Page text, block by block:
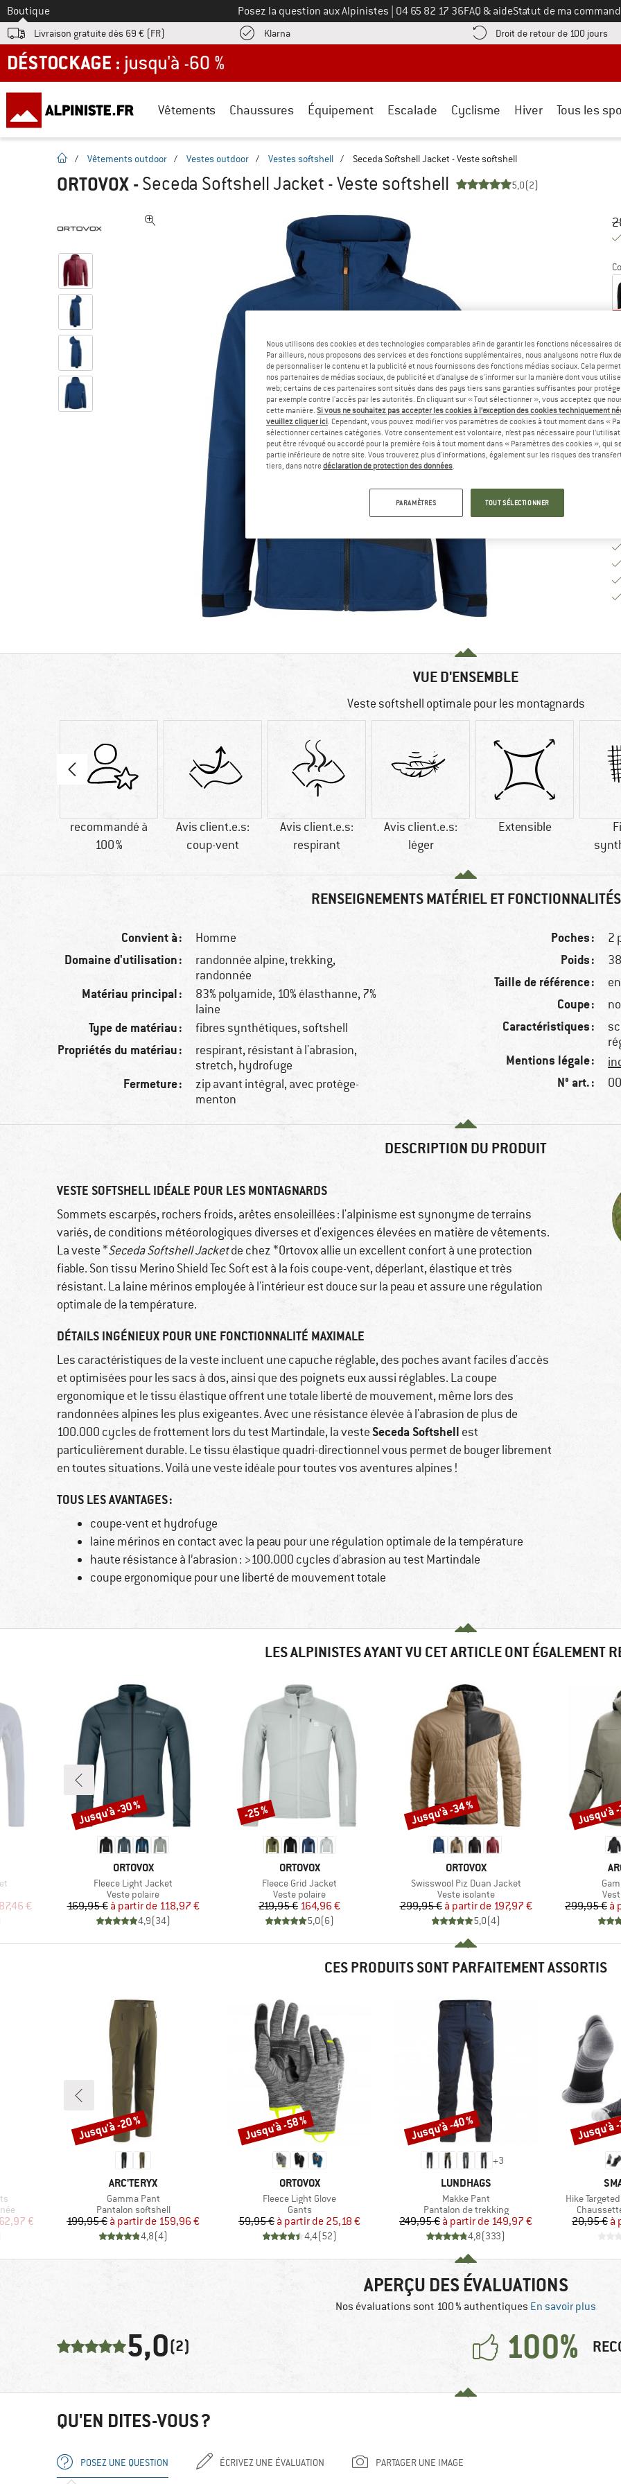
Vers le
Boutique Posez la question aux Alpinistes Appelez-nous au
04 65 82 17 36FAQ & aideStatut de ma
Livraison gratuite dès 69 € (FR) KlarnaTrouve les informations de paiement ici ! Ouvre une boîte d'information
Droit de retour de 100 jours
DÉSTOCKAGE : jusqu'à -60 %
Vêtements Chaussures Équipement Escalade Cyclisme Hiver Tous les
Page d'accueil
/ Vêtements outdoor / Vestes outdoor / Vestes softshell / Seceda Softshell Jacket - Veste softshell
ORTOVOX -Seceda Softshell Jacket - Veste softshell 5,0(2)
VUE D'ENSEMBLE
Veste softshell optimale pour les montagnards
recommandé à
100 %
Avis client.e.s:
coup-vent
Avis client.e.s:
respirant
Avis client.e.s:
léger
Extensible
RENSEIGNEMENTS MATÉRIEL ET FONCTIONNALITÉS
Convient à : Homme
Domaine d'utilisation :
randonnée alpine, trekking,
randonnée
Matériau principal :
83% polyamide, 10% élasthanne, 7%
laine
Type de matériau : fibres synthétiques, softshell
Propriétés du matériau :
respirant, résistant à l'abrasion,
stretch, hydrofuge
Fermeture :
zip avant intégral, avec protège-
menton
Poches : 2
Poids :
Taille de référence :
Coupe :
Caractéristiques :
Mentions légale :
N° art. :
DESCRIPTION DU PRODUIT
VESTE SOFTSHELL IDÉALE POUR LES MONTAGNARDS
Sommets escarpés, rochers froids, arêtes ensoleillées : l'alpinisme est synonyme de terrains
variés, de conditions météorologiques diverses et d'exigences élevées en matière de vêtements.
La veste *Seceda Softshell Jacketde chez *Ortovox allie un excellent confort à une protection
fiable. Son tissu Merino Shield Tec Soft est à la fois coupe-vent, déperlant, élastique et très
résistant. La laine mérinos employée à l'intérieur est douce sur la peau et assure une régulation
optimale de la température.
DÉTAILS INGÉNIEUX POUR UNE FONCTIONNALITÉ MAXIMALE
Les caractéristiques de la veste incluent une capuche réglable, des poches avant faciles d'accès
et optimisées pour les sacs à dos, ainsi que des poignets eux aussi réglables. La coupe
ergonomique et le tissu élastique offrent une totale liberté de mouvement, même lors des
randonnées alpines les plus exigeantes. Avec une résistance élevée à l'abrasion de plus de
100.000 cycles de frottement lors du test Martindale, la vesteSeceda Softshell est
particulièrement durable. Le tissu élastique quadri-directionnel vous permet de bouger librement
en toutes situations. Voilà une veste idéale pour toutes vos aventures alpines !
TOUS LES AVANTAGES :
coupe-vent et hydrofuge
laine mérinos en contact avec la peau pour une régulation optimale de la température
haute résistance à l’abrasion : >100.000 cycles d'abrasion au test Martindale
coupe ergonomique pour une liberté de mouvement totale
LES ALPINISTES AYANT VU CET ARTICLE ONT ÉGALEMENT
€
MARQUE
ORTOVOX
Article
Fleece Light Jacket
Product group
Veste polaire
Prix
169,95 € Prix réduit
à partir de 118,97 €
4,9(34)
Remise
Jusqu'à -30 %
MARQUE
ORTOVOX
Article
Fleece Grid Jacket
Product group
Veste polaire
Prix
219,95 € Prix réduit
164,96 €
5,0(6)
Remise
-25 %
MARQUE
ORTOVOX
Article
Swisswool Piz Duan Jacket
Product group
Veste isolante
Prix
299,95 € Prix réduit
à partir de 197,97 €
5,0(4)
Remise
Jusqu'à -34 %
299,95 € à
Remise
Jusqu'à
CES PRODUITS SONT PARFAITEMENT ASSORTIS
€
MARQUE
ARC'TERYX
Article
Gamma Pant
Product group
Pantalon softshell
Prix
199,95 € Prix réduit
à partir de 159,96 €
4,8(4)
Remise
Jusqu'à -20 %
MARQUE
ORTOVOX
Article
Fleece Light Glove
Product group
Gants
Prix
59,95 € Prix réduit
à partir de 25,18 €
4,4(52)
Remise
Jusqu'à -58 %
+3
MARQUE
LUNDHAGS
Article
Makke Pant
Product group
Pantalon de trekking
Prix
249,95 € Prix réduit
à partir de 149,97 €
4,8(333)
Remise
Jusqu'à -40 %
Article
Hike
Product
20,95 € à
Remise
Jusqu'à
APERÇU DES ÉVALUATIONS
Nos évaluations sont 100 % authentiques En savoir plus
5,0(2) 100%
QU'EN DITES-VOUS ?
POSEZ UNE QUESTION ÉCRIVEZ UNE ÉVALUATION PARTAGER UNE IMAGE
Nous utilisons des cookies et des technologies comparables afin de garantir les fonctions nécessaires
Par ailleurs, nous proposons des services et des fonctions supplémentaires, nous analysons notre flux
de personnaliser le contenu et la publicité et nous fournissons des fonctions médias sociaux. Cela
nos partenaires de médias sociaux, de publicité et d'analyse de s'informer sur la manière dont vous
web; certains de ces partenaires sont situés dans des pays tiers sans garanties suffisantes pour
par exemple contre l'accès par les autorités. En cliquant sur « Tout sélectionner », vous acceptez que
cette manière. Si vous ne souhaitez pas accepter les cookies à l’exception des cookies techniquement
veuillez cliquer ici. Cependant, vous pouvez modifier vos paramètres de cookies à tout moment dans «
sélectionner certaines catégories. Votre consentement est volontaire, n’est pas nécessaire pour
peut être révoqué ou accordé pour la première fois à tout moment dans « Paramètres des cookies », qui
partie inférieure de notre site. Vous trouverez plus d'informations, également sur les risques des
tiers, dans notredéclaration de protection des données.
PARAMÈTRES TOUT SÉLECTIONNER